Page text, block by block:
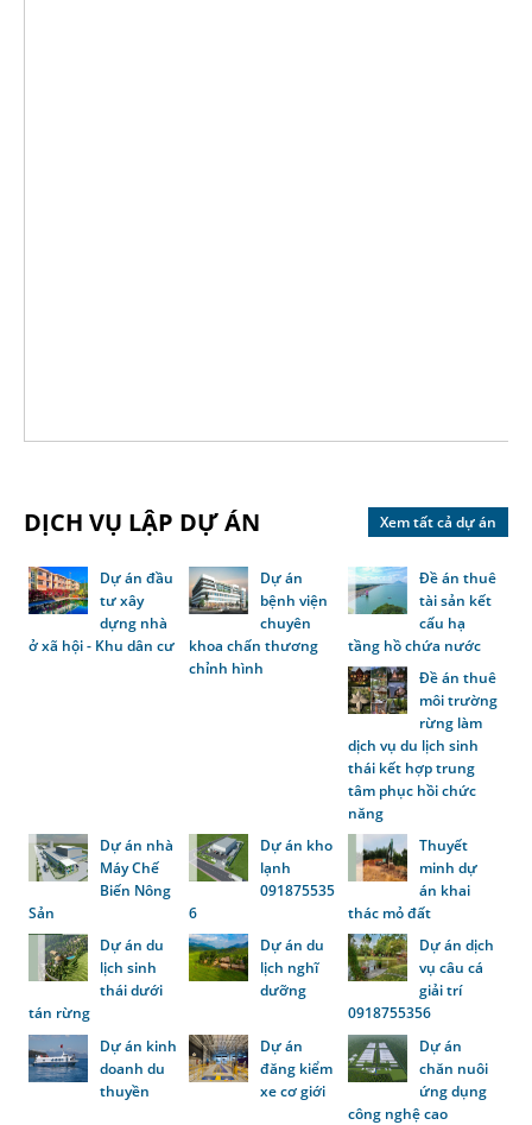
DỊCH VỤ LẬP DỰ ÁN Xem tất cả dự án
Dự án đầu
tư xây
dựng nhà
ở xã hội - Khu dân cư
Dự án
bệnh viện
chuyên
khoa chấn thương
chỉnh hình
Đề án thuê
tài sản kết
cấu hạ
tầng hồ chứa nước
Đề án thuê
môi trường
rừng làm
dịch vụ du lịch sinh
thái kết hợp trung
tâm phục hồi chức
năng
Dự án nhà
Máy Chế
Biến Nông
Sản
Dự án kho
lạnh
091875535
6
Thuyết
minh dự
án khai
thác mỏ đất
Dự án du
lịch sinh
thái dưới
tán rừng
Dự án du
lịch nghĩ
dưỡng
Dự án dịch
vụ câu cá
giải trí
0918755356
Dự án kinh
doanh du
thuyền
Dự án
đăng kiểm
xe cơ giới
Dự án
chăn nuôi
ứng dụng
công nghệ cao